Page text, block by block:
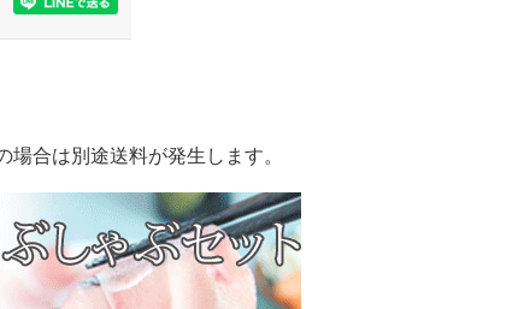
合は別途送料が発生します。